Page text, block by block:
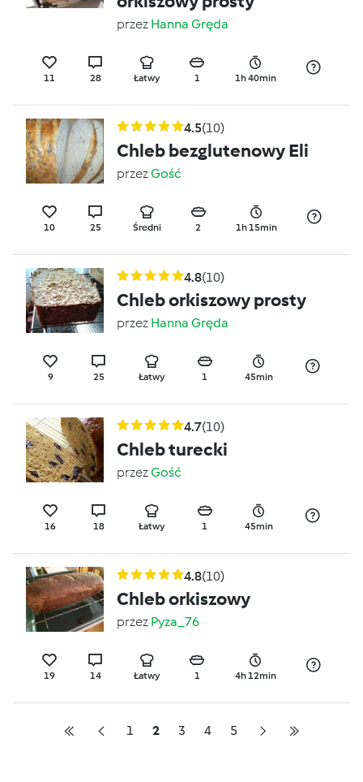
przez Hanna Gręda
11 28 Łatwy 1 1h 40min
4.5(10)
Chleb bezglutenowy Eli
przezGość
10 25 Średni 2 1h 15min
4.8(10)
Chleb orkiszowy prosty
przez Hanna Gręda
9 25 Łatwy 1 45min
4.7(10)
Chleb turecki
przezGość
16 18 Łatwy 1 45min
4.8(10)
Chleb orkiszowy
przez Pyza_76
19 14 Łatwy 1 4h 12min
1 2 3 4 5